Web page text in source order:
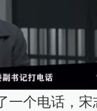
一个电话，宋